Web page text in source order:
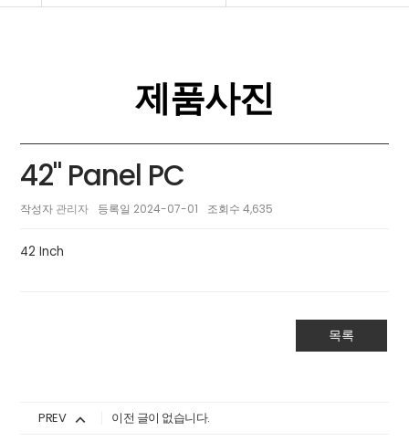
제품사진
42" Panel PC
작성자 관리자 등록일 2024-07-01 조회수 4,635
42 Inch
목록
PREV
이전 글이 없습니다.